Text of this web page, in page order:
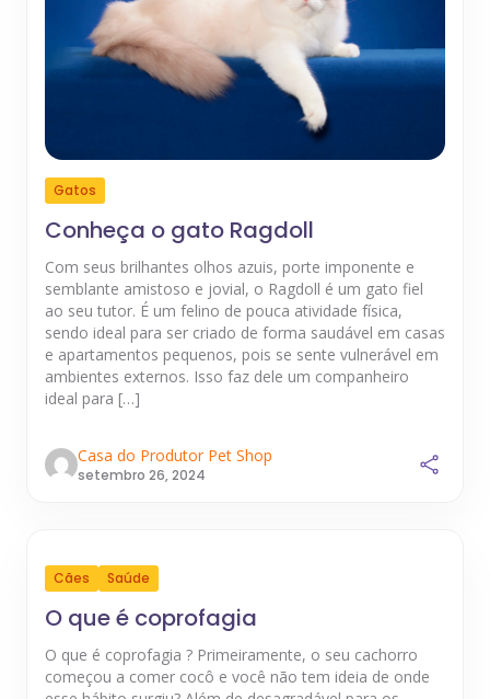
Gatos
Conheça o gato Ragdoll
Com seus brilhantes olhos azuis, porte imponente e
semblante amistoso e jovial, o Ragdoll é um gato fiel
ao seu tutor. É um felino de pouca atividade física,
sendo ideal para ser criado de forma saudável em casas
e apartamentos pequenos, pois se sente vulnerável em
ambientes externos. Isso faz dele um companheiro
ideal para […]
Casa do Produtor Pet Shop
setembro 26, 2024
Cães Saúde
O que é coprofagia
O que é coprofagia ? Primeiramente, o seu cachorro
começou a comer cocô e você não tem ideia de onde